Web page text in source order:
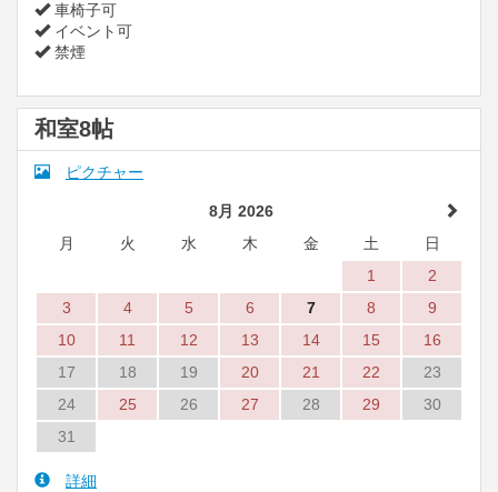
車椅子可
イベント可
禁煙
和室8帖
ピクチャー
8月 2026
月
火 水 木 金 土
日
1
2
3
4 5 6 7 8
9
10
11 12 13 14 15
16
17
18 19 20 21 22
23
24
25 26 27 28 29
30
31
詳細